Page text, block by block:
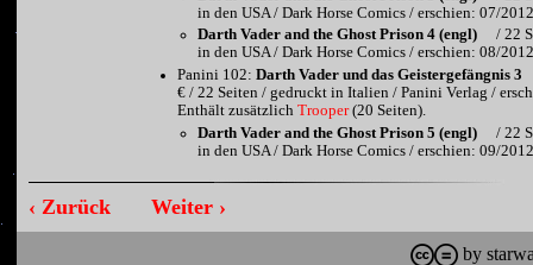
in den USA / Dark Horse Comics / erschien: 07/
Darth Vader and the Ghost Prison 4 (engl)
/ 22
in den USA / Dark Horse Comics / erschien: 08/
Panini 102:Darth Vader und das Geistergefängnis 3
€ / 22 Seiten / gedruckt in Italien / Panini Verlag /
Enthält zusätzlichTrooper(20 Seiten).
Darth Vader and the Ghost Prison 5 (engl)
/ 22
in den USA / Dark Horse Comics / erschien: 09/
‹ Zurück Weiter ›
by